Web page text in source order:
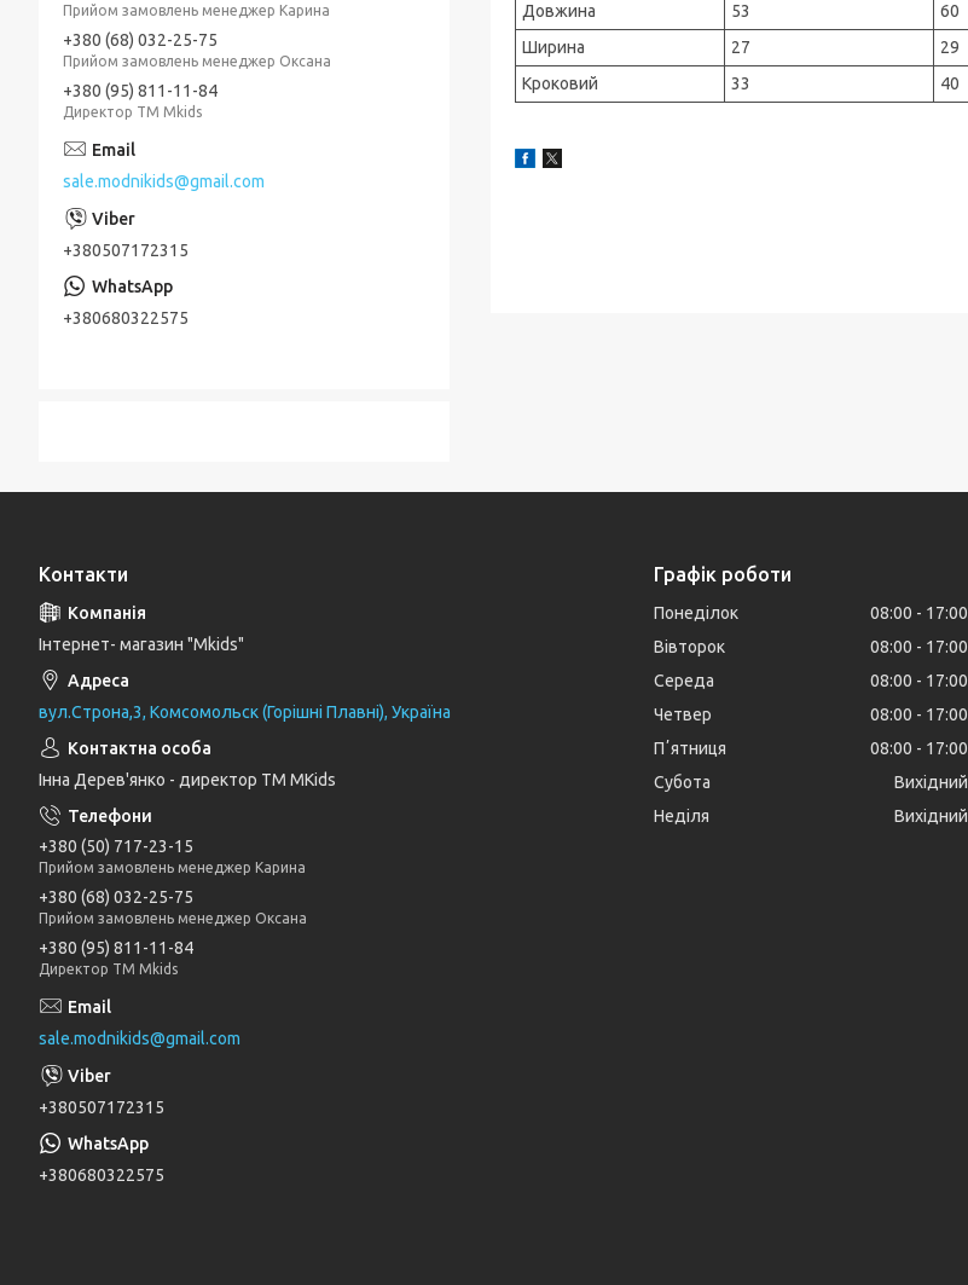
Довжина
53 60
Ширина
27 29
Кроковий
33 40
Прийом замовлень менеджер Карина
+380 (68) 032-25-75
Прийом замовлень менеджер Оксана
+380 (95) 811-11-84
Директор ТМ Mkids
sale.modnikids@gmail.com
+380507172315
+380680322575
Контакти
Інтернет- магазин "Mkids"
вул.Строна,3, Комсомольск (Горішні Плавні), Україна
Інна Дерев'янко - директор TM MKids
+380 (50) 717-23-15
Прийом замовлень менеджер Карина
+380 (68) 032-25-75
Прийом замовлень менеджер Оксана
+380 (95) 811-11-84
Директор ТМ Mkids
sale.modnikids@gmail.com
+380507172315
+380680322575
Графік роботи
Понеділок 08:00
17:00
Вівторок
08:00
17:00
Середа
08:00
17:00
Четвер
08:00
17:00
Пʼятниця
08:00
17:00
Субота
Вихідний
Неділя
Вихідний